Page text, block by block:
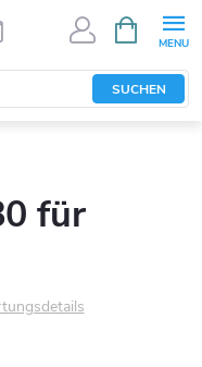
SUCHEN
für